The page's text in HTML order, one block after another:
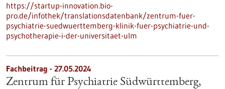
https://startup-innovation.bio-
pro.de/infothek/translationsdatenbank/zentrum-fuer-
psychiatrie-suedwuerttemberg-klinik-fuer-psychiatrie-und-
psychotherapie-i-der-universitaet-ulm
Fachbeitrag - 27.05.2024
Zentrum für Psychiatrie Südwürttemberg,